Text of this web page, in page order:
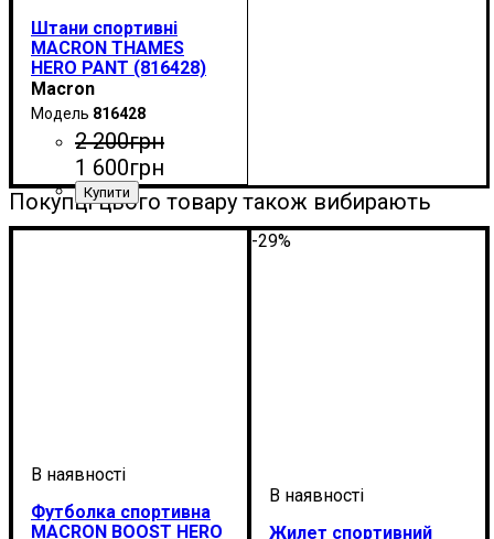
Штани спортивні
MACRON THAMES
HERO PANT (816428)
Macron
816428
2 200грн
1 600грн
Стать: Дитяче, Унісекс
Виробник: Macron
Колір: Антрацит
Покупці цього товару також вибирають
Футболка спортивна
MACRON BOOST HERO
-29%
Жилет спортивний